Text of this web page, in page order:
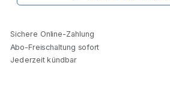
Sichere Online-Zahlung
Abo-Freischaltung sofort
Jederzeit kündbar